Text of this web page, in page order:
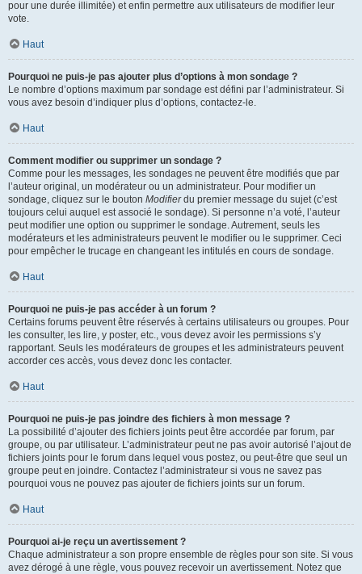
pour une durée illimitée) et enfin permettre aux utilisateurs de modifier leur
vote.
Haut
Pourquoi ne puis-je pas ajouter plus d’options à mon sondage ?
Le nombre d’options maximum par sondage est défini par l’administrateur. Si
vous avez besoin d’indiquer plus d’options, contactez-le.
Haut
Comment modifier ou supprimer un sondage ?
Comme pour les messages, les sondages ne peuvent être modifiés que par
l’auteur original, un modérateur ou un administrateur. Pour modifier un
sondage, cliquez sur le bouton Modifierdu premier message du sujet (c’est
toujours celui auquel est associé le sondage). Si personne n’a voté, l’auteur
peut modifier une option ou supprimer le sondage. Autrement, seuls les
modérateurs et les administrateurs peuvent le modifier ou le supprimer. Ceci
pour empêcher le trucage en changeant les intitulés en cours de sondage.
Haut
Pourquoi ne puis-je pas accéder à un forum ?
Certains forums peuvent être réservés à certains utilisateurs ou groupes. Pour
les consulter, les lire, y poster, etc., vous devez avoir les permissions s’y
rapportant. Seuls les modérateurs de groupes et les administrateurs peuvent
accorder ces accès, vous devez donc les contacter.
Haut
Pourquoi ne puis-je pas joindre des fichiers à mon message ?
La possibilité d’ajouter des fichiers joints peut être accordée par forum, par
groupe, ou par utilisateur. L’administrateur peut ne pas avoir autorisé l’ajout de
fichiers joints pour le forum dans lequel vous postez, ou peut-être que seul un
groupe peut en joindre. Contactez l’administrateur si vous ne savez pas
pourquoi vous ne pouvez pas ajouter de fichiers joints sur un forum.
Haut
Pourquoi ai-je reçu un avertissement ?
Chaque administrateur a son propre ensemble de règles pour son site. Si vous
avez dérogé à une règle, vous pouvez recevoir un avertissement. Notez que